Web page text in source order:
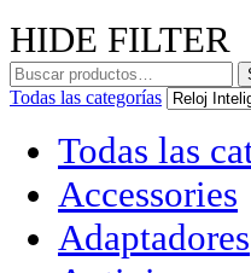
HIDE FILTER
Todas las categorías
Todas las
Accessories
Adaptadores